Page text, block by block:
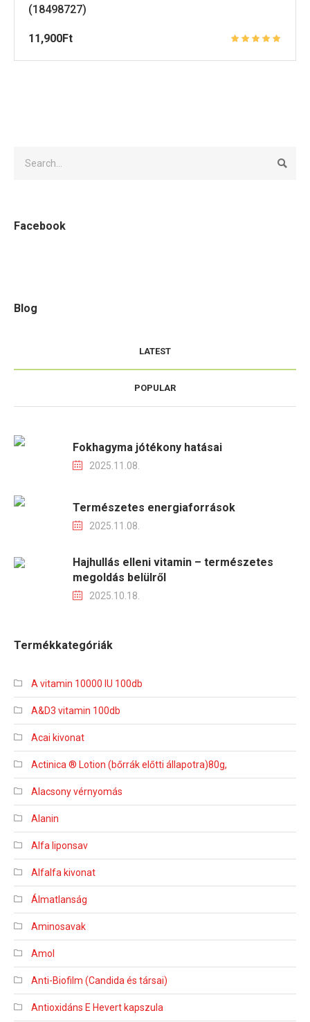
(18498727)
11,900Ft
Facebook
Blog
LATEST
POPULAR
Fokhagyma jótékony hatásai
2025.11.08.
Természetes energiaforrások
2025.11.08.
Hajhullás elleni vitamin – természetes
megoldás belülről
2025.10.18.
Termékkategóriák
A vitamin 10000 IU 100db
A&D3 vitamin 100db
Acai kivonat
Actinica ® Lotion (bőrrák előtti állapotra)80g,
Alacsony vérnyomás
Alanin
Alfa liponsav
Alfalfa kivonat
Álmatlanság
Aminosavak
Amol
Anti-Biofilm (Candida és társai)
Antioxidáns E Hevert kapszula